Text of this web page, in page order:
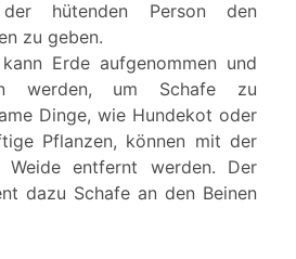
hütenden Person den
zu geben.
Erde aufgenommen und
werden, um Schafe zu
Dinge, wie Hundekot oder
Pflanzen, können mit der
entfernt werden. Der
dazu Schafe an den Beinen